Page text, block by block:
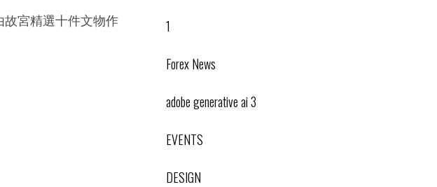
故宮精選十件文物作
1
Forex News
adobe generative ai 3
EVENTS
DESIGN